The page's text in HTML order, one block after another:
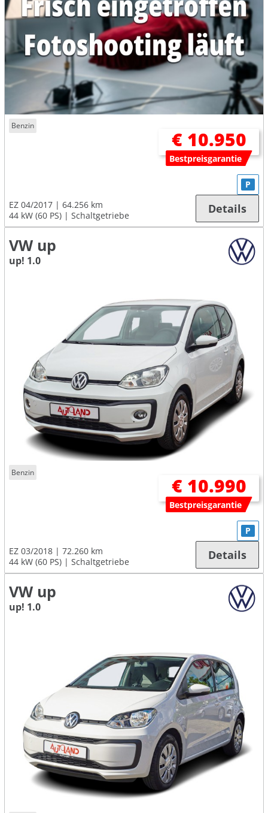
Benzin
€ 10.950
Bestpreisgarantie
EZ 04/2017
64.256 km
44 kW (60 PS)
Schaltgetriebe
P
Details
VW up
up! 1.0
Benzin
€ 10.990
Bestpreisgarantie
EZ 03/2018
72.260 km
44 kW (60 PS)
Schaltgetriebe
P
Details
VW up
up! 1.0